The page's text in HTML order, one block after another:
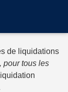
de liquidations
pour tous les